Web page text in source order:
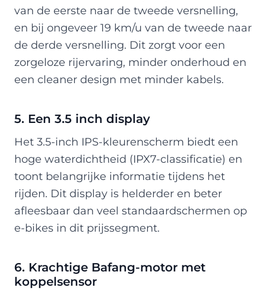
van de eerste naar de tweede versnelling,
en bij ongeveer 19 km/u van de tweede naar
de derde versnelling. Dit zorgt voor een
zorgeloze rijervaring, minder onderhoud en
een cleaner design met minder kabels.
5. Een 3.5 inch display
Het 3.5-inch IPS-kleurenscherm biedt een
hoge waterdichtheid (IPX7-classificatie) en
toont belangrijke informatie tijdens het
rijden. Dit display is helderder en beter
afleesbaar dan veel standaardschermen op
e-bikes in dit prijssegment.
6. Krachtige Bafang-motor met
koppelsensor